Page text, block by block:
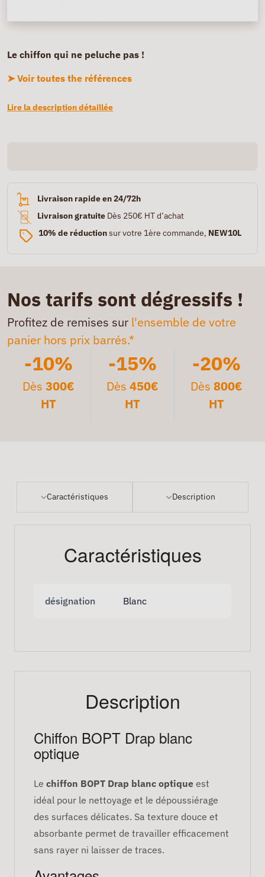
Le chiffon qui ne peluche pas !
➤ Voir toutes the références
Lire la description détaillée
Livraison rapide en 24/72h
Livraison gratuite Dès 250€ HT d’achat
10% de réductionsur votre 1ère commande, NEW10L
Nos tarifs sont dégressifs !
Profitez de remises sur l'ensemble de votre
panier hors prix barrés.*
-10%
Dès300€
HT
-15%
Dès 450€
HT
-20%
Dès 800€
HT
Caractéristiques Description
Caractéristiques
désignation Blanc
Description
Chiffon BOPT Drap blanc
optique
Le chiffon BOPT Drap blanc optique est
idéal pour le nettoyage et le dépoussiérage
des surfaces délicates. Sa texture douce et
absorbante permet de travailler efficacement
sans rayer ni laisser de traces.